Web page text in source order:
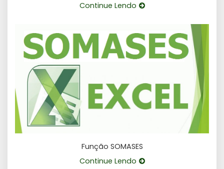
Continue Lendo
Função SOMASES
Continue Lendo